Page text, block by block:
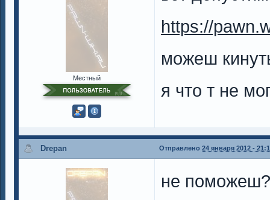
Местный
https://
можеш
я что т не
Drepan Отправлено 24 января 2012 -
не поможеш?